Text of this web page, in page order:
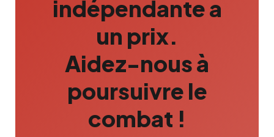
indépendante a
un prix.
Aidez-nous à
poursuivre le
combat !